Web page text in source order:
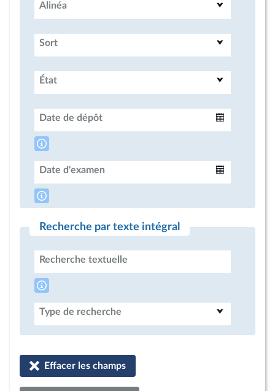
Alinéa
Sort
État
Date de dépôt
Date d'examen
Recherche par texte intégral
Recherche textuelle
Type de recherche
Effacer les champs